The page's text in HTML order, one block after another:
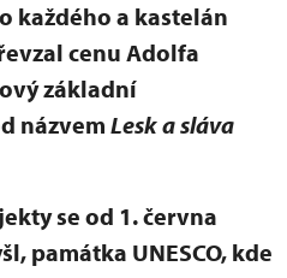
každého a kastelán
cenu Adolfa
základní
názvem Lesk a sláva
se od 1. června
památka UNESCO, kde